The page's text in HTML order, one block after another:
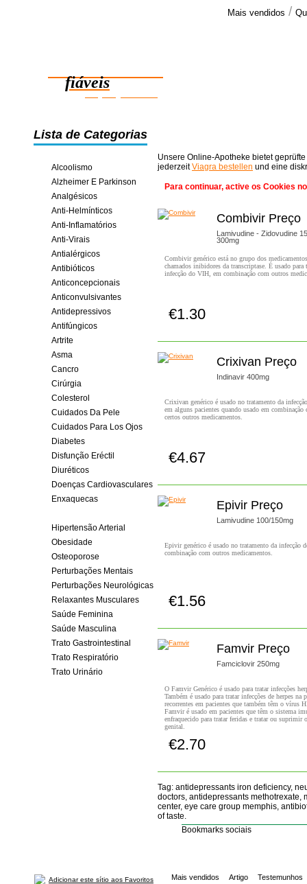
Mais vendidos /
fiáveis
poupança online
Lista de Categorias
Alcoolismo
Alzheimer E Parkinson
Analgésicos
Anti-Helmínticos
Anti-Inflamatórios
Anti-Virais
Antialérgicos
Antibióticos
Anticoncepcionais
Anticonvulsivantes
Antidepressivos
Antifúngicos
Artrite
Asma
Cancro
Cirúrgia
Colesterol
Cuidados Da Pele
Cuidados Para Los Ojos
Diabetes
Disfunção Eréctil
Diuréticos
Doenças Cardiovasculares
Enxaquecas
Hipertensão Arterial
Obesidade
Osteoporose
Perturbações Mentais
Perturbações Neurológicas
Relaxantes Musculares
Saúde Feminina
Saúde Masculina
Trato Gastrointestinal
Trato Respiratório
Trato Urinário
Unsere Online-Apotheke bietet
jederzeitViagra bestellen und eine
Para continuar, active os Cookies
Combivir Preço
Lamivudine - Zidovudine
300mg
Combivir genérico está no grupo dos medicamentos
chamados inibidores da transcriptase. É usado para
infecção do VIH, em combinação com outros
€1.30
Crixivan Preço
Indinavir 400mg
Crixivan genérico é usado no tratamento da
em alguns pacientes quando usado em combinação
certos outros medicamentos.
€4.67
Epivir Preço
Lamivudine 100/150mg
Epivir genérico é usado no tratamento da infecção
combinação com outros medicamentos.
€1.56
Famvir Preço
Famciclovir 250mg
O Famvir Genérico é usado para tratar infecções
Também é usado para tratar infecções de herpes na
recorrentes em pacientes que também têm o vírus
Famvir é usado em pacientes que têm o sistema
enfraquecido para tratar feridas e tratar ou suprimir
genital.
€2.70
Tag: antidepressants iron deficiency,
doctors, antidepressants methotrexate,
center, eye care group memphis,
of taste.
Bookmarks sociais
Adicionar este sítio aos Favoritos Mais vendidos Artigo Testemunhos